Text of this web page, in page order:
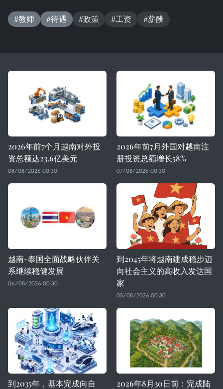
#教师 #待遇 #政策 #工资 #薪酬
2026年前7个月越南对外投
资总额达23.6亿美元
08/08/2026 00:30
2026年前7月外国对越南注
册投资总额增长58%
07/08/2026 00:30
越南-泰国全面战略伙伴关
系继续稳健发展
06/08/2026 00:30
到2045年将越南建成稳步迈
向社会主义的高收入发达国
家
05/08/2026 00:30
到2035年，基本完成向自 2026年8月30日前：完成陆